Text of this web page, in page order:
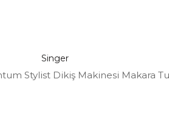
Singer
Stylist Dikiş Makinesi Makara